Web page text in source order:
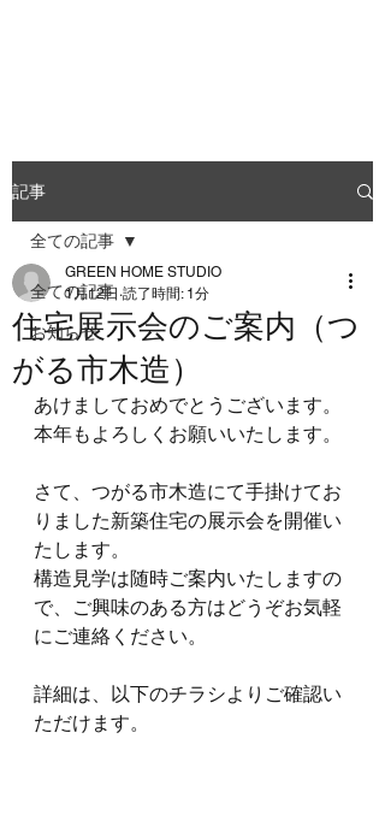
記事
全ての記事
お知らせ
全ての記事
住宅展示会のご案内（つ
がる市木造）
GREEN HOME STUDIO
1月12日 読了時間: 1分
あけましておめでとうございます。
本年もよろしくお願いいたします。
さて、つがる市木造にて手掛けてお
りました新築住宅の展示会を開催い
たします。
構造見学は随時ご案内いたしますの
で、ご興味のある方はどうぞお気軽
にご連絡ください。
詳細は、以下のチラシよりご確認い
ただけます。